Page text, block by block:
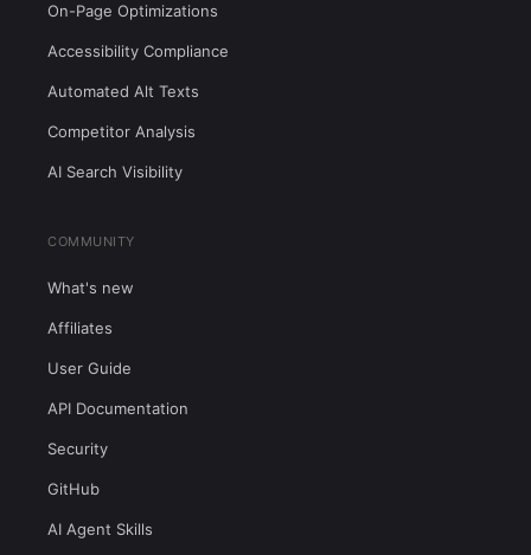
On-Page Optimizations
Accessibility Compliance
Automated Alt Texts
Competitor Analysis
AI Search Visibility
COMMUNITY
What's new
Affiliates
User Guide
API Documentation
Security
GitHub
AI Agent Skills